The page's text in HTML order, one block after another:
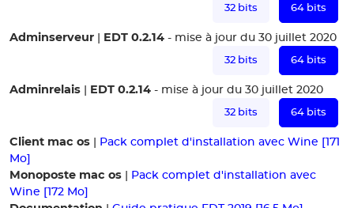
32 bits 64 bits
Adminserveur EDT 0.2.14 - mise à jour du 30 juillet 2020
32 bits 64 bits
Adminrelais EDT 0.2.14 - mise à jour du 30 juillet 2020
32 bits 64 bits
Client mac os
Pack complet d'installation avec Wine [171
Mo]
Monoposte mac os
Pack complet d'installation avec
Wine [172 Mo]